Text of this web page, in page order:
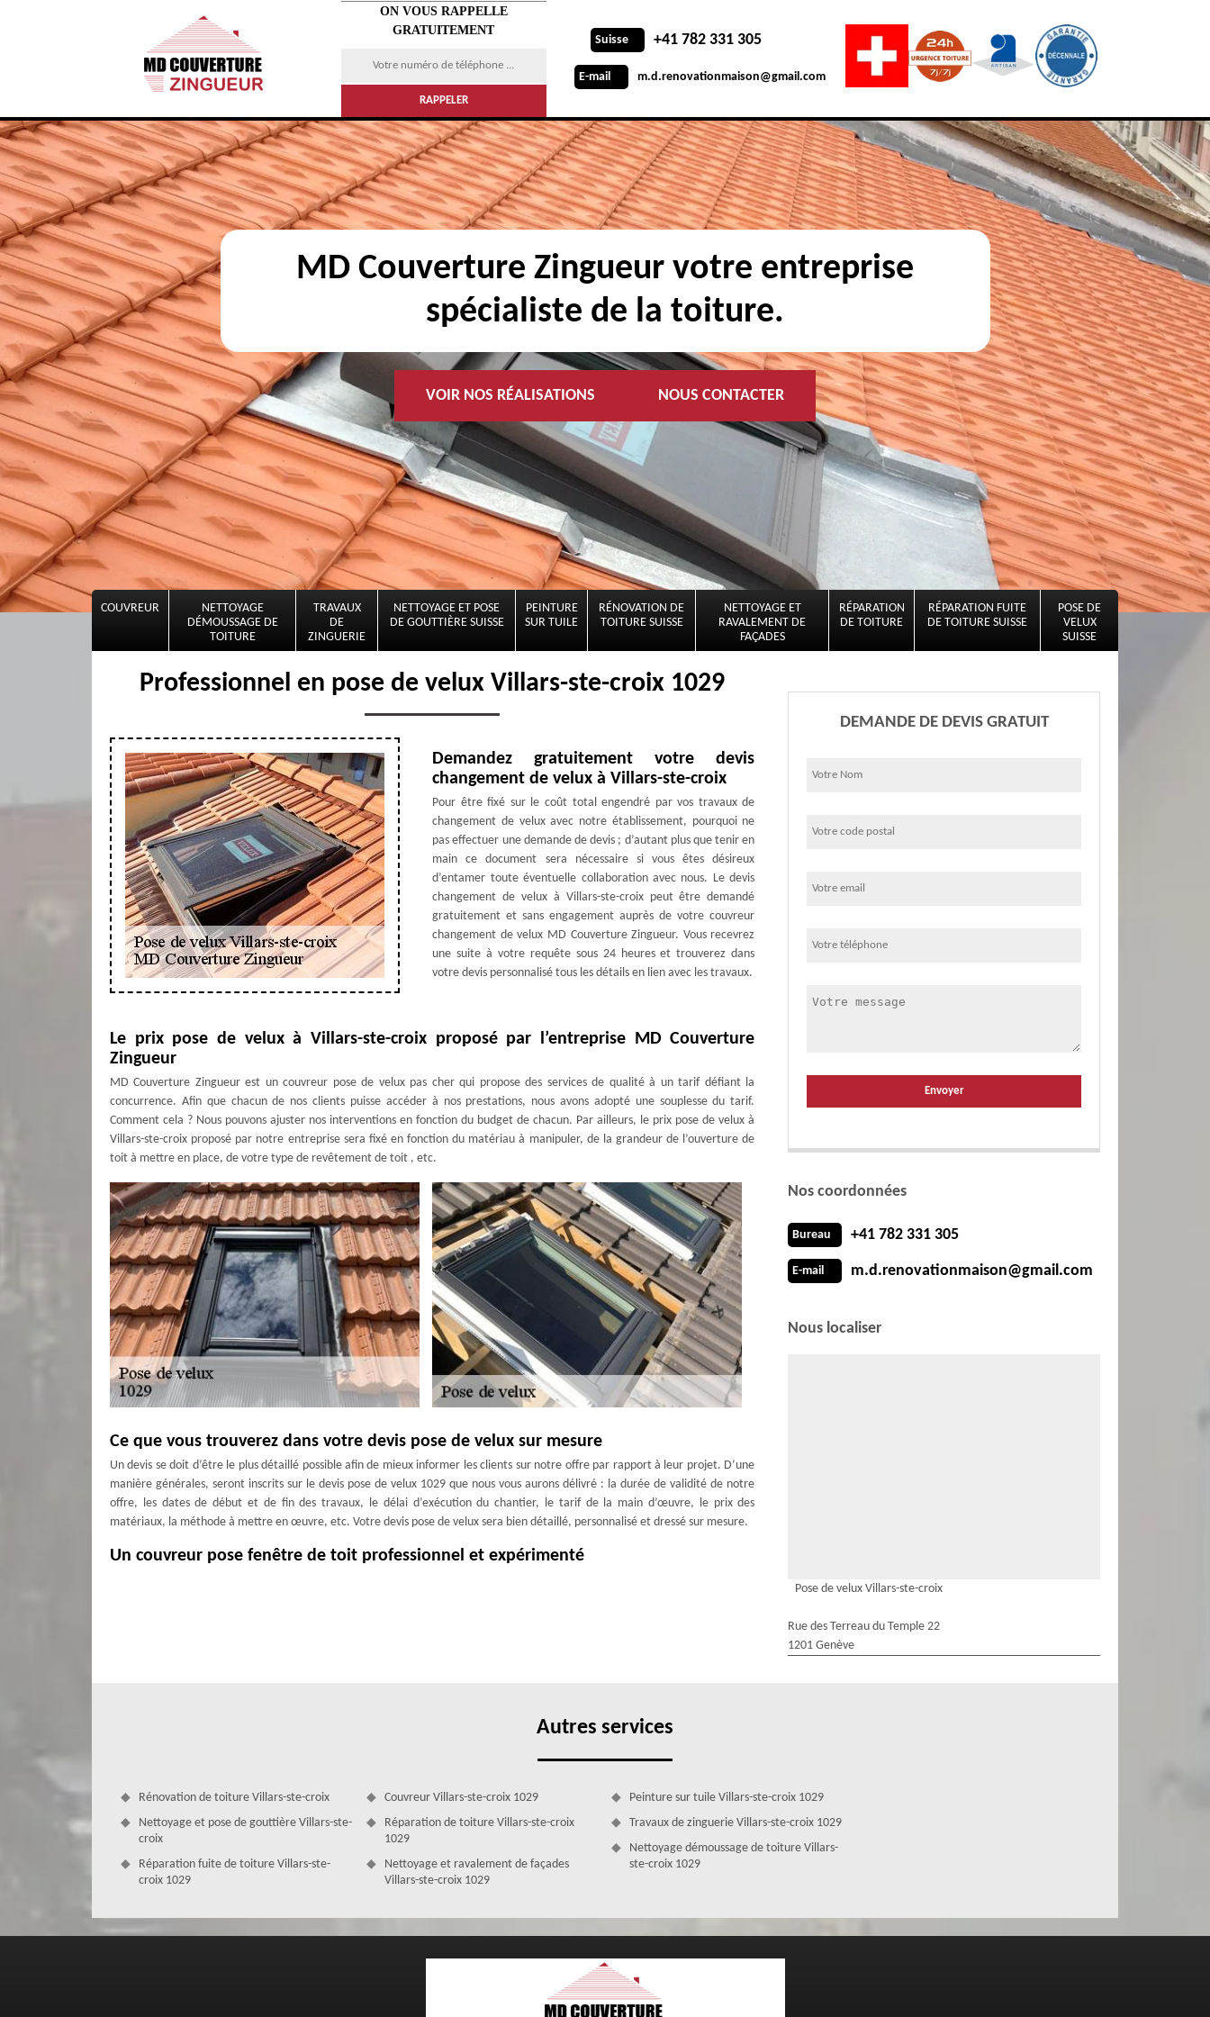
ON VOUS RAPPELLE
GRATUITEMENT
Suisse +41 782 331 305
E-mail m.d.renovationmaison@gmail.com
MD Couverture Zingueur votre entreprise
spécialiste de la toiture.
VOIR NOS RÉALISATIONS NOUS CONTACTER
COUVREUR
NETTOYAGE
DÉMOUSSAGE DE
TOITURE
TRAVAUX
DE
ZINGUERIE
NETTOYAGE ET POSE
DE GOUTTIÈRE SUISSE
PEINTURE
SUR TUILE
RÉNOVATION DE
TOITURE SUISSE
NETTOYAGE ET
RAVALEMENT DE
FAÇADES
RÉPARATION
DE TOITURE
RÉPARATION FUITE
DE TOITURE SUISSE
POSE DE
VELUX
SUISSE
Professionnel en pose de velux Villars-ste-croix 1029
Demandez gratuitement votre devis
changement de velux à Villars-ste-croix
Pour être fixé sur le coût total engendré par vos travaux de
changement de velux avec notre établissement, pourquoi ne
pas effectuer une demande de devis ; d’autant plus que tenir en
main ce document sera nécessaire si vous êtes désireux
d’entamer toute éventuelle collaboration avec nous. Le devis
changement de velux à Villars-ste-croix peut être demandé
gratuitement et sans engagement auprès de votre couvreur
changement de velux MD Couverture Zingueur. Vous recevrez
une suite à votre requête sous 24 heures et trouverez dans
votre devis personnalisé tous les détails en lien avec les travaux.
Le prix pose de velux à Villars-ste-croix proposé par l’entreprise MD Couverture
Zingueur
MD Couverture Zingueur est un couvreur pose de velux pas cher qui propose des services de qualité à un tarif défiant la
concurrence. Afin que chacun de nos clients puisse accéder à nos prestations, nous avons adopté une souplesse du tarif.
Comment cela ? Nous pouvons ajuster nos interventions en fonction du budget de chacun. Par ailleurs, le prix pose de velux à
Villars-ste-croix proposé par notre entreprise sera fixé en fonction du matériau à manipuler, de la grandeur de l’ouverture de
toit à mettre en place, de votre type de revêtement de toit , etc.
Ce que vous trouverez dans votre devis pose de velux sur mesure
Un devis se doit d’être le plus détaillé possible afin de mieux informer les clients sur notre offre par rapport à leur projet. D’une
manière générales, seront inscrits sur le devis pose de velux 1029 que nous vous aurons délivré : la durée de validité de notre
offre, les dates de début et de fin des travaux, le délai d’exécution du chantier, le tarif de la main d’œuvre, le prix des
matériaux, la méthode à mettre en œuvre, etc. Votre devis pose de velux sera bien détaillé, personnalisé et dressé sur mesure.
Un couvreur pose fenêtre de toit professionnel et expérimenté
Le tarif changement de velux appliqué par notre établissement
En tant que couvreur pas cher du 1029, l’entreprise MD Couverture Zingueur propose un tarif changement de velux à Villars-
ste-croix abordable et à la portée de toutes les bourses. Ce prix changement de velux variera selon les besoins et consignes de
chacun. En général, il sera fixé selon le matériau à manipuler, le modèle de velux à installer, le coût des fournitures, la durée de
DEMANDE DE DEVIS GRATUIT
Nos coordonnées
Bureau +41 782 331 305
E-mail m.d.renovationmaison@gmail.com
Nous localiser
Pose de velux Villars-ste-croix
Rue des Terreau du Temple 22
1201 Genève
Autres services
Rénovation de toiture Villars-ste-croix
Nettoyage et pose de gouttière Villars-ste-
croix
Réparation fuite de toiture Villars-ste-
croix 1029
Couvreur Villars-ste-croix 1029
Réparation de toiture Villars-ste-croix
1029
Nettoyage et ravalement de façades
Villars-ste-croix 1029
Peinture sur tuile Villars-ste-croix 1029
Travaux de zinguerie Villars-ste-croix 1029
Nettoyage démoussage de toiture Villars-
ste-croix 1029